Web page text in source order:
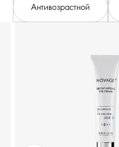
Антивозрастной